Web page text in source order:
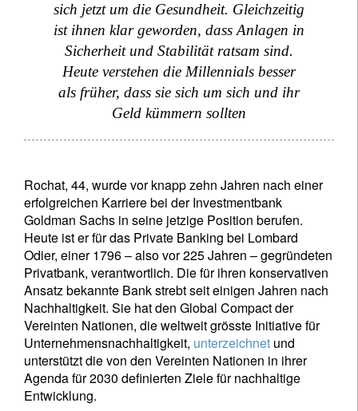
sich jetzt um die Gesundheit. Gleichzeitig
ist ihnen klar geworden, dass Anlagen in
Sicherheit und Stabilität ratsam sind.
Heute verstehen die Millennials besser
als früher, dass sie sich um sich und ihr
Geld kümmern sollten
Rochat, 44, wurde vor knapp zehn Jahren nach einer
erfolgreichen Karriere bei der Investmentbank
Goldman Sachs in seine jetzige Position berufen.
Heute ist er für das Private Banking bei Lombard
Odier, einer 1796 – also vor 225 Jahren – gegründeten
Privatbank, verantwortlich. Die für ihren konservativen
Ansatz bekannte Bank strebt seit einigen Jahren nach
Nachhaltigkeit. Sie hat den Global Compact der
Vereinten Nationen, die weltweit grösste Initiative für
Unternehmensnachhaltigkeit, unterzeichnet und
unterstützt die von den Vereinten Nationen in ihrer
Agenda für 2030 definierten Ziele für nachhaltige
Entwicklung.